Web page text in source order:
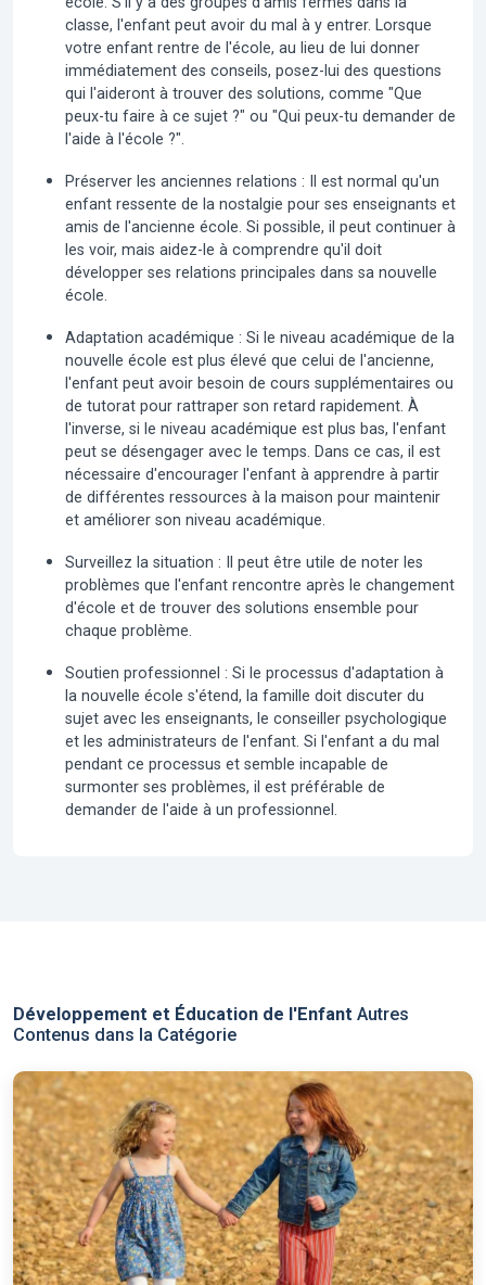
classe, l'enfant peut avoir du mal à y entrer. Lorsque
votre enfant rentre de l'école, au lieu de lui donner
immédiatement des conseils, posez-lui des questions
qui l'aideront à trouver des solutions, comme "Que
peux-tu faire à ce sujet ?" ou "Qui peux-tu demander de
l'aide à l'école ?".
Préserver les anciennes relations : Il est normal qu'un
enfant ressente de la nostalgie pour ses enseignants et
amis de l'ancienne école. Si possible, il peut continuer à
les voir, mais aidez-le à comprendre qu'il doit
développer ses relations principales dans sa nouvelle
école.
Adaptation académique : Si le niveau académique de la
nouvelle école est plus élevé que celui de l'ancienne,
l'enfant peut avoir besoin de cours supplémentaires ou
de tutorat pour rattraper son retard rapidement. À
l'inverse, si le niveau académique est plus bas, l'enfant
peut se désengager avec le temps. Dans ce cas, il est
nécessaire d'encourager l'enfant à apprendre à partir
de différentes ressources à la maison pour maintenir
et améliorer son niveau académique.
Surveillez la situation : Il peut être utile de noter les
problèmes que l'enfant rencontre après le changement
d'école et de trouver des solutions ensemble pour
chaque problème.
Soutien professionnel : Si le processus d'adaptation à
la nouvelle école s'étend, la famille doit discuter du
sujet avec les enseignants, le conseiller psychologique
et les administrateurs de l'enfant. Si l'enfant a du mal
pendant ce processus et semble incapable de
surmonter ses problèmes, il est préférable de
demander de l'aide à un professionnel.
Développement et Éducation de l'Enfant Autres
Contenus dans la Catégorie